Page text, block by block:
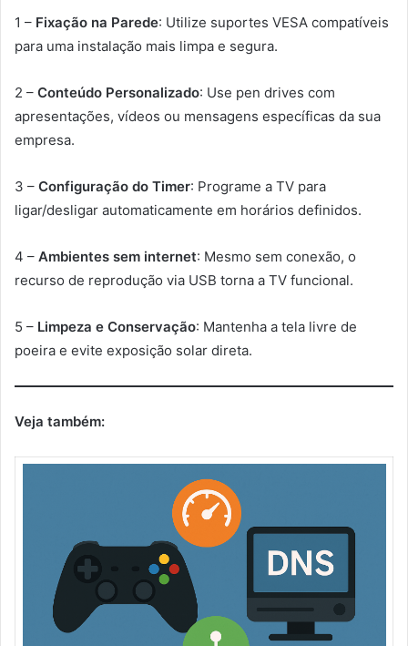
1 – Fixação na Parede: Utilize suportes VESA compatíveis
para uma instalação mais limpa e segura.
2 – Conteúdo Personalizado: Use pen drives com
apresentações, vídeos ou mensagens específicas da sua
empresa.
3 – Configuração do Timer: Programe a TV para
ligar/desligar automaticamente em horários definidos.
4 – Ambientes sem internet: Mesmo sem conexão, o
recurso de reprodução via USB torna a TV funcional.
5 – Limpeza e Conservação: Mantenha a tela livre de
poeira e evite exposição solar direta.
Veja também: